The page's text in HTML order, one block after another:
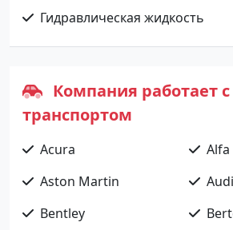
Гидравлическая жидкость
Компания работает
транспортом
Acura
Alfa
Aston Martin
Audi
Bentley